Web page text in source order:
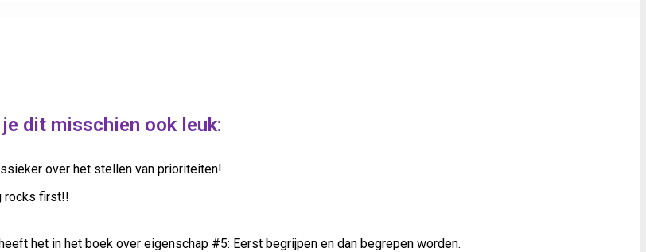
dit misschien ook leuk:
over het stellen van prioriteiten!
rocks first!!
het in het boek over eigenschap #5: Eerst begrijpen en dan begrepen worden.